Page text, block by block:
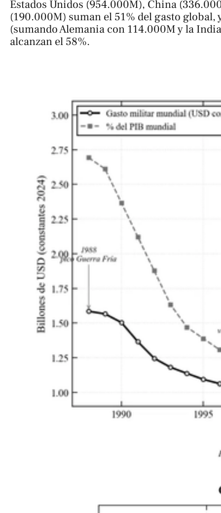
Estados Unidos (954.000M), China
(190.000M) suman el 51% del gasto
(sumando Alemania con 114.000M y la
alcanzan el 58%.